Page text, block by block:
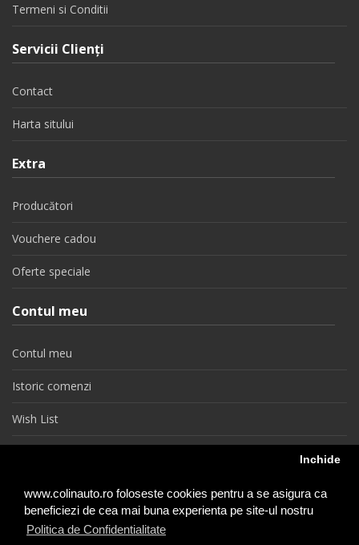
www.colinauto.ro foloseste cookies pentru a se asigura ca
beneficiezi de cea mai buna experienta pe site-ul nostru
Politica de Confidentialitate
Inchide
Termeni si Conditii
Servicii Clienţi
Contact
Harta sitului
Extra
Producători
Vouchere cadou
Oferte speciale
Contul meu
Contul meu
Istoric comenzi
Wish List